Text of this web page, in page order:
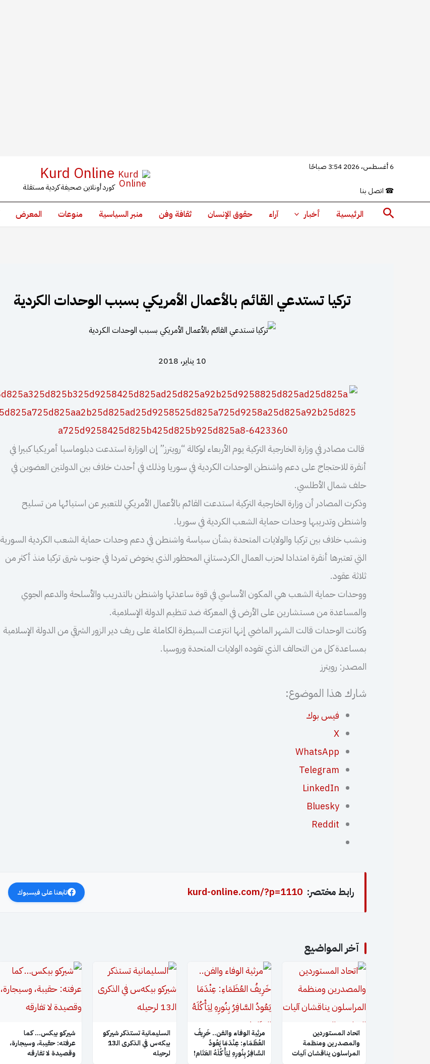
المحتوى
6 أغسطس، 2026 3:54 صباحًا
☎ اتصل بنا
Kurd Online
كورد أونلاين صحيفة كردية مستقلة
البحث الرئيسية أخبار آراء حقوق الإنسان ثقافة وفن منبر السياسية منوعات المعرض
تركيا تستدعي القائم بالأعمال الأمريكي بسبب الوحدات الكردية
10 يناير، 2018
قالت مصادر في وزارة الخارجية التركية يوم الأربعاء لوكالة “رويترز” إن الوزارة استدعت دبلوماسيا أمريكيا كبيرا في
أنقرة للاحتجاج على دعم واشنطن الوحدات الكردية في سوريا وذلك في أحدث خلاف بين الدولتين العضوين في
حلف شمال الأطلسي.
وذكرت المصادر أن وزارة الخارجية التركية استدعت القائم بالأعمال الأمريكي للتعبير عن استيائها من تسليح
واشنطن وتدريبها وحدات حماية الشعب الكردية في سوريا.
ونشب خلاف بين تركيا والولايات المتحدة بشأن سياسة واشنطن في دعم وحدات حماية الشعب الكردية السورية
التي تعتبرها أنقرة امتدادا لحزب العمال الكردستاني المحظور الذي يخوض تمردا في جنوب شرق تركيا منذ أكثر من
ثلاثة عقود.
ووحدات حماية الشعب هي المكون الأساسي في قوة ساعدتها واشنطن بالتدريب والأسلحة والدعم الجوي
والمساعدة من مستشارين على الأرض في المعركة ضد تنظيم الدولة الإسلامية.
وكانت الوحدات قالت الشهر الماضي إنها انتزعت السيطرة الكاملة على ريف دير الزور الشرقي من الدولة الإسلامية
بمساعدة كل من التحالف الذي تقوده الولايات المتحدة وروسيا.
المصدر: رويترز
شارك هذا الموضوع:
فيس بوك
X
WhatsApp
Telegram
LinkedIn
Bluesky
Reddit
رابط مختصر: kurd-online.com/?p=1110 تابعنا على فيسبوك
آخر المواضيع
اتحاد المستوردين
والمصدرين ومنظمة
المراسلون يناقشان آليات
​مرثية الوفاء والفن.. خَرِيفُ
العُظَمَاءِ: عِنْدَمَا يَعُودُ
السَّافِرُ بِنُورِهِ لِيَأْكُلَهُ العَتَام!
السليمانية تستذكر شيركو
بيكه‌س في الذكرى الـ13
لرحيله
شيركو بيكس… كما
عرفته: حقيبة، وسيجارة،
وقصيدة لا تفارقه